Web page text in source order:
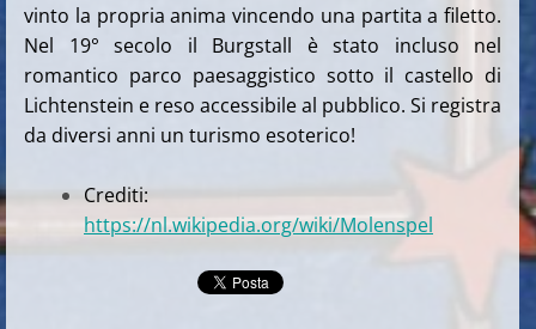
vinto la propria anima vincendo una partita a filetto.
Nel 19° secolo il Burgstall è stato incluso nel
romantico parco paesaggistico sotto il castello di
Lichtenstein e reso accessibile al pubblico. Si registra
da diversi anni un turismo esoterico!
Crediti:
https://nl.wikipedia.org/wiki/Molenspel